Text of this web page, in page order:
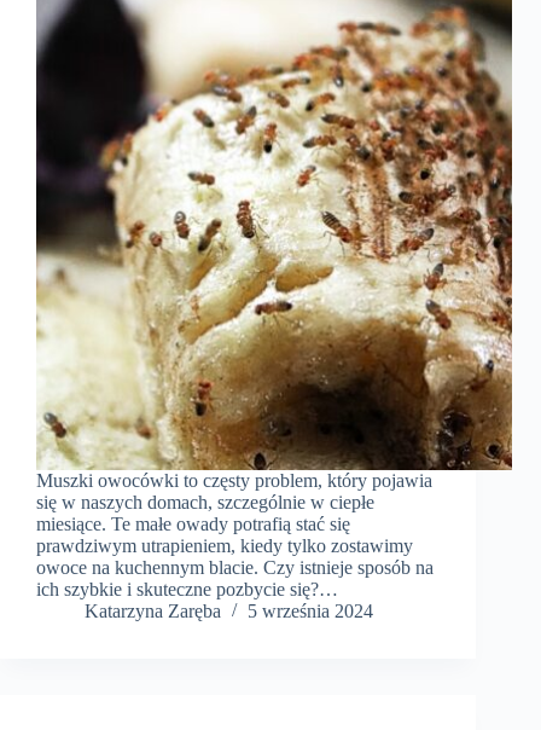
Muszki owocówki to częsty problem, który pojawia
się w naszych domach, szczególnie w ciepłe
miesiące. Te małe owady potrafią stać się
prawdziwym utrapieniem, kiedy tylko zostawimy
owoce na kuchennym blacie. Czy istnieje sposób na
ich szybkie i skuteczne pozbycie się?…
Katarzyna Zaręba
5 września 2024